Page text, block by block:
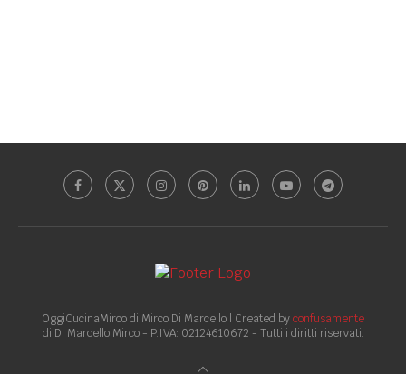
OggiCucinaMirco di Mirco Di Marcello | Created byconfusamente
di Di Marcello Mirco - P.IVA: 02124610672 - Tutti i diritti riservati.